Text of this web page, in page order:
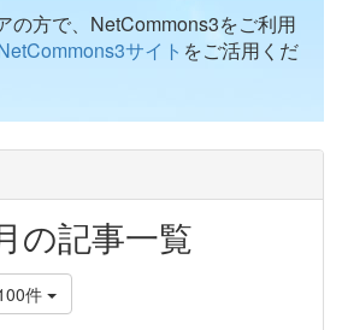
の方で、NetCommons3をご利用
サイト をご活用くだ
の記事一覧
件